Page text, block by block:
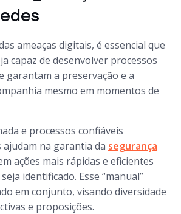
ameaças digitais, é essencial que
capaz de desenvolver processos
garantam a preservação e a
mesmo em momentos de
e processos confiáveis
na garantia da segurança
ações mais rápidas e eficientes
identificado. Esse “manual”
em conjunto, visando diversidade
e proposições.